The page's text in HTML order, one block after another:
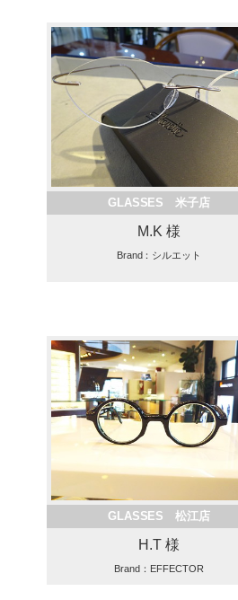
GLASSES 米子店
M.K 様
Brand：シルエット
GLASSES 松江店
H.T 様
Brand：EFFECTOR